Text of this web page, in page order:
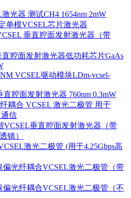
光器 测试CH4 1654nm 2mW
单模VCSEL芯片激光器
垂直腔面发射激光器（带
腔面发射激光器低功耗芯片GaAs
VCSEL驱动模块LDm-vcsel-
直腔面发射激光器 760nm 0.3mW
耦合 VCSEL 激光二极管 用于
通信
VCSEL垂直腔面发射激光器（带
镜）
激光二极管 (用于4.25Gbps高
偏光纤耦合VCSEL激光二极管（带
偏光纤耦合VCSEL激光二极管（不